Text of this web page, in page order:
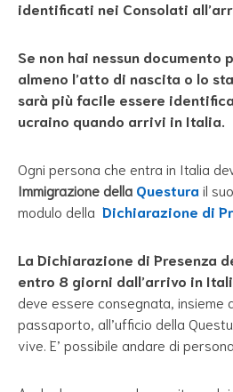
identificati nei Consolati
Se non hai nessun documento
almeno l’atto di nascita o lo
sarà più facile essere
ucraino quando arrivi in Italia.
Ogni persona che entra in Italia
Immigrazione della Questura il
modulo della Dichiarazione di
La Dichiarazione di Presenza
entro 8 giorni dall’arrivo in
deve essere consegnata, insieme
passaporto, all’ufficio della
vive. E’ possibile andare di